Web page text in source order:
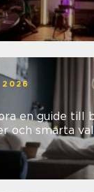
och smarta val